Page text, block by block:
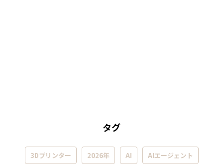
タグ
3Dプリンター 2026年 AI AIエージェント